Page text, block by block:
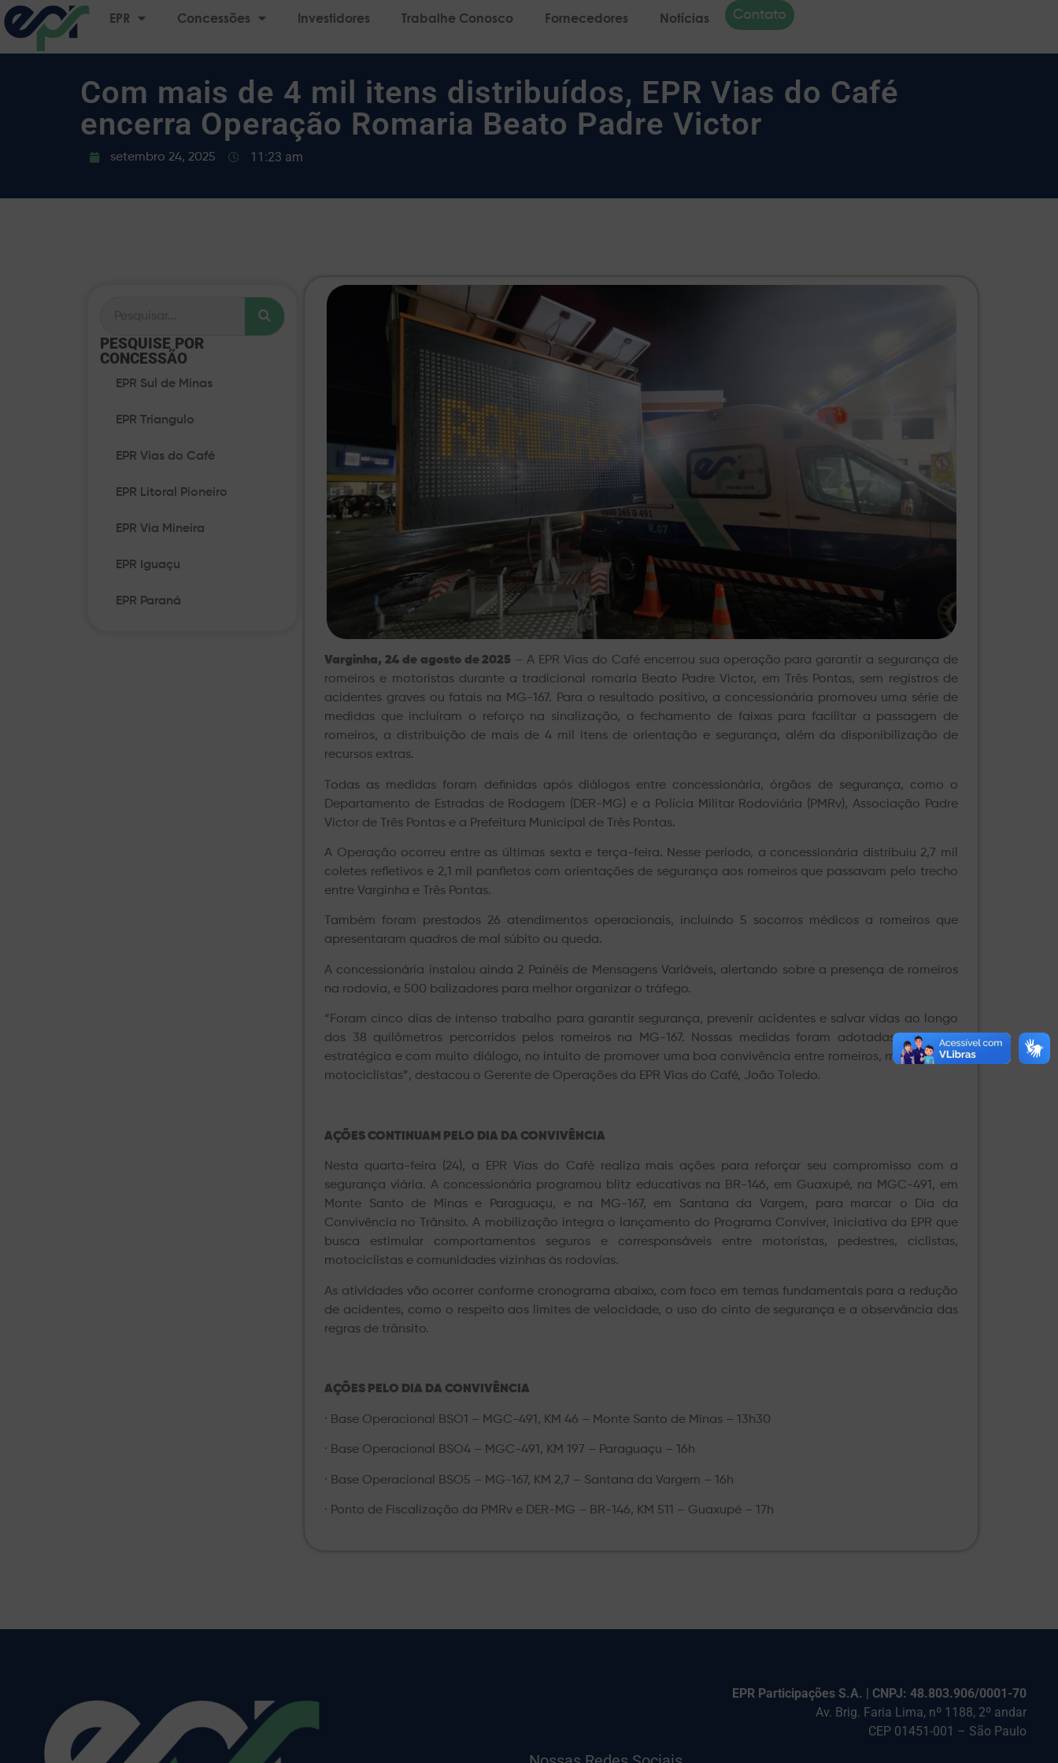
EPR Concessões Investidores Trabalhe Conosco Fornecedores Notícias Contato
Com mais de 4 mil itens distribuídos, EPR Vias do Café
encerra Operação Romaria Beato Padre Victor
setembro 24, 2025 11:23 am
PESQUISE POR
CONCESSÃO​
EPR Sul de Minas
EPR Triangulo
EPR Vias do Café
EPR Litoral Pioneiro
EPR Via Mineira
EPR Iguaçu
EPR Paraná
Varginha, 24 de agosto de 2025 – A EPR Vias do Café encerrou sua operação para garantir a segurança de
romeiros e motoristas durante a tradicional romaria Beato Padre Victor, em Três Pontas, sem registros de
acidentes graves ou fatais na MG-167. Para o resultado positivo, a concessionária promoveu uma série de
medidas que incluíram o reforço na sinalização, o fechamento de faixas para facilitar a passagem de
romeiros, a distribuição de mais de 4 mil itens de orientação e segurança, além da disponibilização de
recursos extras.
Todas as medidas foram definidas após diálogos entre concessionária, órgãos de segurança, como o
Departamento de Estradas de Rodagem (DER-MG) e a Polícia Militar Rodoviária ( PMRv), Associação Padre
Victor de Três Pontas e a Prefeitura Municipal de Três Pontas.
A Operação ocorreu entre as últimas sexta e terça-feira. Nesse período, a concessionária distribuiu 2,7 mil
coletes refletivos e 2,1 mil panfletos com orientações de segurança aos romeiros que passavam pelo trecho
entre Varginha e Três Pontas.
Também foram prestados 26 atendimentos operacionais, incluindo 5 socorros médicos a romeiros que
apresentaram quadros de mal súbito ou queda.
A concessionária instalou ainda 2 Painéis de Mensagens Variáveis, alertando sobre a presença de romeiros
na rodovia, e 500 balizadores para melhor organizar o tráfego.
“Foram cinco dias de intenso trabalho para garantir segurança, prevenir acidentes e salvar vidas ao longo
dos 38 quilômetros percorridos pelos romeiros na MG-167. Nossas medidas foram adotadas de forma
estratégica e com muito diálogo, no intuito de promover uma boa convivência entre romeiros, motoristas e
motociclistas”, destacou o Gerente de Operações da EPR Vias do Café, João Toledo.
AÇÕES CONTINUAM PELO DIA DA CONVIVÊNCIA
Nesta quarta-feira (24), a EPR Vias do Café realiza mais ações para reforçar seu compromisso com a
segurança viária. A concessionária programou blitz educativas na BR-146, em Guaxupé, na MGC-491, em
Monte Santo de Minas e Paraguaçu, e na MG-167, em Santana da Vargem, para marcar o Dia da
Convivência no Trânsito. A mobilização integra o lançamento do Programa Conviver, iniciativa da EPR que
busca estimular comportamentos seguros e corresponsáveis entre motoristas, pedestres, ciclistas,
motociclistas e comunidades vizinhas às rodovias.
As atividades vão ocorrer conforme cronograma abaixo, com foco em temas fundamentais para a redução
de acidentes, como o respeito aos limites de velocidade, o uso do cinto de segurança e a observância das
regras de trânsito.
AÇÕES PELO DIA DA CONVIVÊNCIA
· Base Operacional BSO1 – MGC-491, KM 46 – Monte Santo de Minas – 13h30
· Base Operacional BSO4 – MGC-491, KM 197 – Paraguaçu – 16h
· Base Operacional BSO5 – MG-167, KM 2,7 – Santana da Vargem – 16h
· Ponto de Fiscalização da PMRv e DER-MG – BR-146, KM 511 – Guaxupé – 17h
EPR Participações S.A. | CNPJ: 48.803.906/0001-70
Av. Brig. Faria Lima, nº 1188, 2º andar
CEP 01451-001 – São Paulo